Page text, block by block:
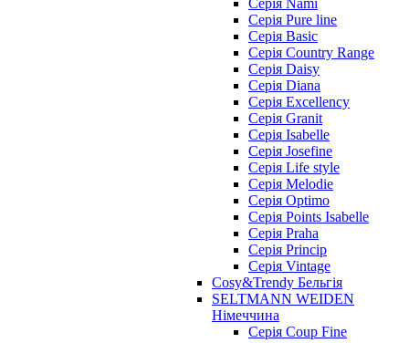
Cерія Nami
Cерія Pure line
Серія Basic
Серія Country Range
Серія Daisy
Серія Diana
Серія Excellency
Серія Granit
Серія Isabelle
Серія Josefine
Серія Life style
Серія Melodie
Серія Optimo
Серія Points Isabelle
Серія Praha
Серія Princip
Серія Vintage
Cosy&Trendy Бельгія
SELTMANN WEIDEN
Німеччина
Cерія Coup Fine